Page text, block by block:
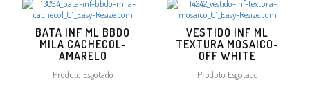
BATA INF ML BBDO
MILA CACHECOL-
AMARELO
Produto Esgotado
VESTIDO INF ML
TEXTURA MOSAICO-
OFF WHITE
Produto Esgotado